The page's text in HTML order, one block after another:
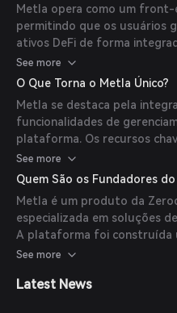
objetivo tornar o Web3 mais
diversas funções cripto em
Metla opera como um
permitindo que os usuários
ativos DeFi de forma
tempo real, recursos
segurança de nível
portfólio e interagir com os
forma eficiente.
See more
O Que Torna o Metla Único?
Metla se destaca pela
funcionalidades de
plataforma. Os recursos
em tempo real,
atividades, criação e galerias
experiência do usuário e
ativos digitais.
See more
Quem São os Fundadores
Metla é um produto da
especializada em soluções
A plataforma foi construída
plataforma de
complexas. Detalhes
See more
Latest News